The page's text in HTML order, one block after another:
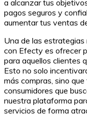
a alcanzar tus
pagos seguros y
aumentar tus ventas
Una de las
con Efecty es ofrecer
para aquellos clientes
Esto no solo
más compras, sino
consumidores que
nuestra plataforma
servicios de forma